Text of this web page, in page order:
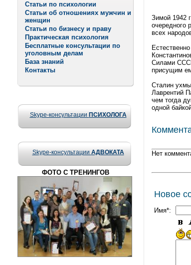
Статьи по психологии
Статьи об отношениях мужчин и
женщин
Статьи по бизнесу и праву
Практическая психология
Бесплатные консультации по
уголовным делам
База знаний
Контакты
Skype-консультации ПСИХОЛОГА
Skype-консультации АДВОКАТА
ФОТО С ТРЕНИНГОВ
Зимой 1942
очередного
всех
Силами
присущим
Сталин
Лаврентий
чем тогда
одной
Нет
Новое
Имя*: